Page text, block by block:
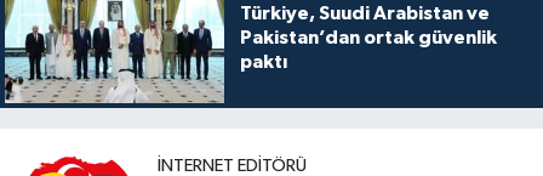
Türkiye, Suudi Arabistan ve
Pakistan’dan ortak güvenlik
paktı
İNTERNET EDITÖRÜ